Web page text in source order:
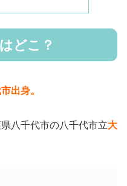
どこ？
出身。
八千代市の八千代市立大